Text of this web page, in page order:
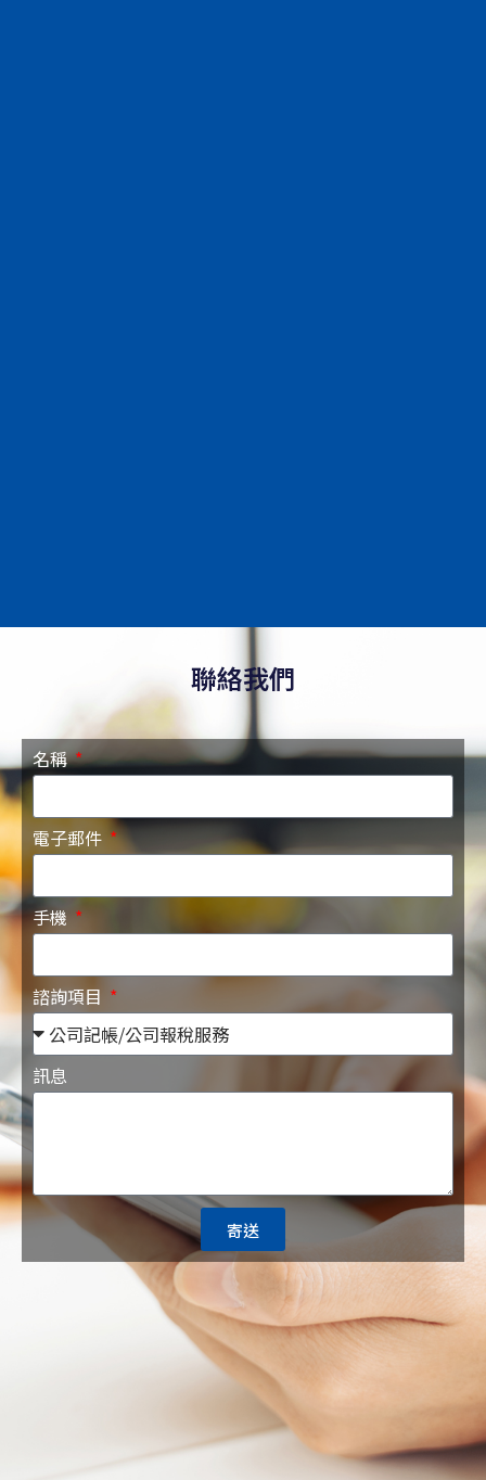
聯絡我們
名稱
電子郵件
手機
諮詢項目
訊息
寄送